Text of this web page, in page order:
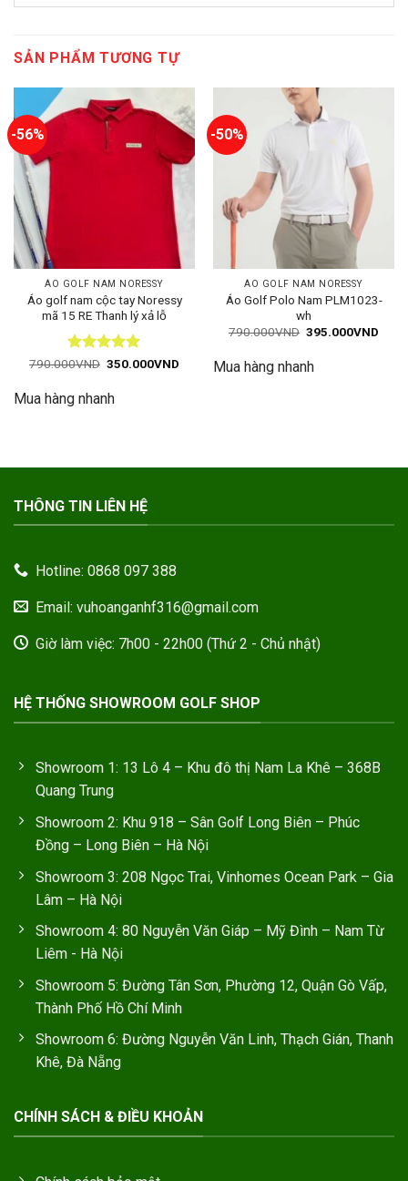
SẢN PHẨM TƯƠNG TỰ
-56%
ÁO GOLF NAM NORESSY
Áo golf nam cộc tay Noressy
mã 15 RE Thanh lý xả lỗ
Được xếp
sao
790.000VND Giá
790.000VND.
350.000VND
Mua hàng nhanh
-50%
ÁO GOLF NAM NORESSY
Áo Golf Polo Nam PLM1023-
wh
790.000VND Giá
790.000VND.
395.000VND
Mua hàng nhanh
THÔNG TIN LIÊN HỆ
Hotline: 0868 097 388
Email: vuhoanganhf316@gmail.com
Giờ làm việc: 7h00 - 22h00 (Thứ 2 - Chủ nhật)
HỆ THỐNG SHOWROOM GOLF SHOP
Showroom 1: 13 Lô 4 – Khu đô thị Nam La Khê – 368B
Quang Trung
Showroom 2: Khu 918 – Sân Golf Long Biên – Phúc
Đồng – Long Biên – Hà Nội
Showroom 3: 208 Ngọc Trai, Vinhomes Ocean Park – Gia
Lâm – Hà Nội
Showroom 4: 80 Nguyễn Văn Giáp – Mỹ Đình – Nam Từ
Liêm - Hà Nội
Showroom 5: Đường Tân Sơn, Phường 12, Quận Gò Vấp,
Thành Phố Hồ Chí Minh
Showroom 6: Đường Nguyễn Văn Linh, Thạch Gián, Thanh
Khê, Đà Nẵng
CHÍNH SÁCH & ĐIỀU KHOẢN